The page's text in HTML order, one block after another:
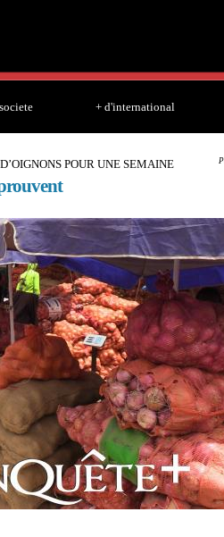
+ d'international
POUR UNE SEMAINE